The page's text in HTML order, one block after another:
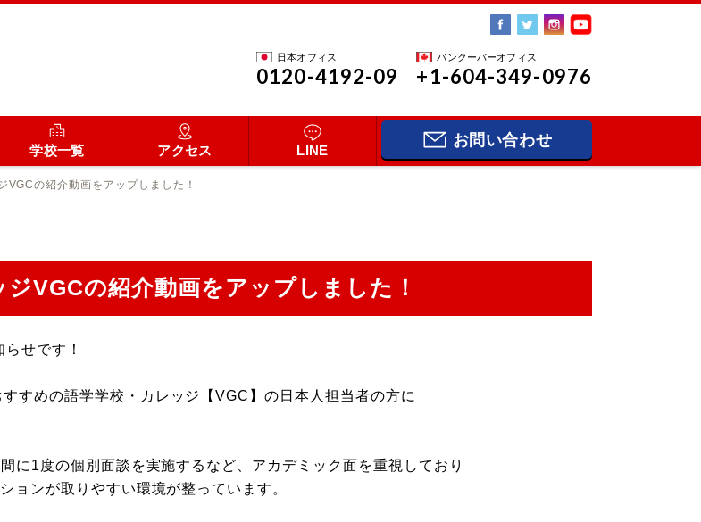
日本オフィス
0120-4192-09
バンクーバーオフィス
+1-604-349-0976
学校一覧 アクセス LINE
お問い合わせ
VGCの紹介動画をアップしました！
VGCの紹介動画をアップしました！
せです！
すめの語学学校・カレッジ【VGC】の日本人担当者の方に
に1度の個別面談を実施するなど、アカデミック面を重視しており
ョンが取りやすい環境が整っています。